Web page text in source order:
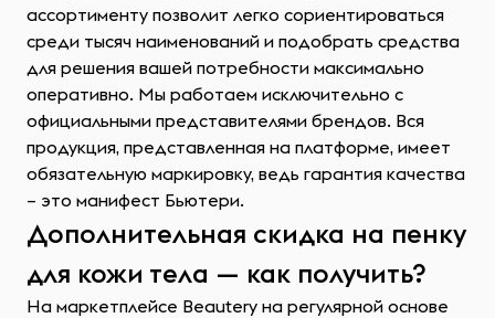
ассортименту позволит легко сориентироваться
среди тысяч наименований и подобрать средства
для решения вашей потребности максимально
оперативно. Мы работаем исключительно с
официальными представителями брендов. Вся
продукция, представленная на платформе, имеет
обязательную маркировку, ведь гарантия качества
– это манифест Бьютери.
Дополнительная скидка на пенку
для кожи тела — как получить?
На маркетплейсе Beautery на регулярной основе